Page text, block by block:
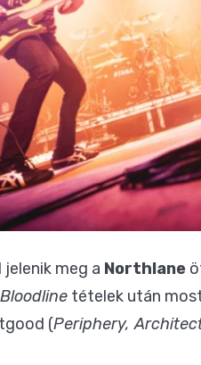
meg a Northlane
Bloodline tételek után
(Periphery,